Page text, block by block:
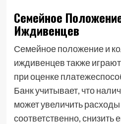
Семейное
Иждивенцев
Семейное положение и
иждивенцев также
при оценке
Банк учитывает, что
может увеличить расходы
соответственно, снизить